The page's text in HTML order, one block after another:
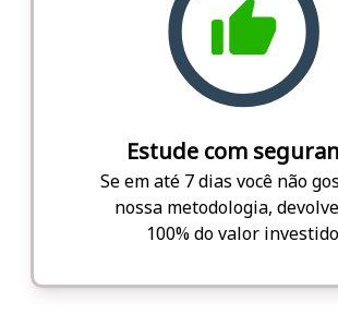
Estude com
Se em até 7 dias você não
nossa metodologia,
100% do valor